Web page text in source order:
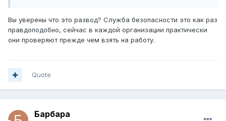
Вы уверены что это развод? Служба безопасности это как раз
правдоподобно, сейчас в каждой организации практически
они проверяют прежде чем взять на работу.
Quote
Барбара